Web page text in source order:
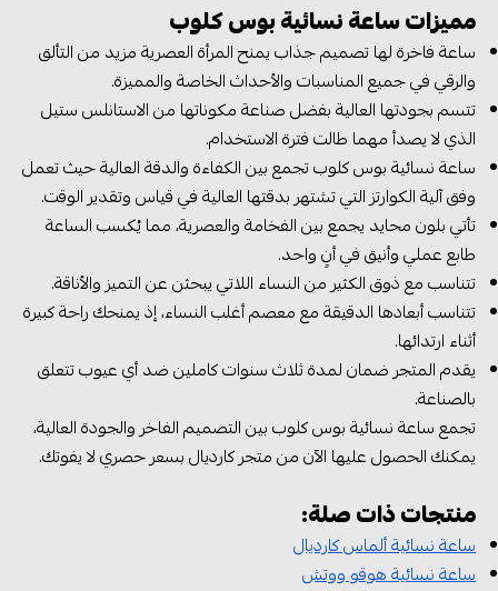
مميزات ساعة نسائية بوس كلوب
ساعة فاخرة لها تصميم جذاب يمنح المرأة العصرية مزيد من التألق
والرقي في جميع المناسبات والأحداث الخاصة والمميزة.
تتسم بجودتها العالية بفضل صناعة مكوناتها من الاستانلس ستيل
الذي لا يصدأ مهما طالت فترة الاستخدام.
ساعة نسائية بوس كلوب تجمع بين الكفاءة والدقة العالية حيث تعمل
وفق آلية الكوارتز التي تشتهر بدقتها العالية في قياس وتقدير الوقت.
تأتي بلون محايد يجمع بين الفخامة والعصرية، مما يُكسب الساعة
طابع عملي وأنيق في أنٍ واحد.
تتناسب مع ذوق الكثير من النساء اللاتي يبحثن عن التميز والأناقة.
تتناسب أبعادها الدقيقة مع معصم أغلب النساء، إذ يمنحك راحة كبيرة
أثناء ارتدائها.
يقدم المتجر ضمان لمدة ثلاث سنوات كاملين ضد أي عيوب تتعلق
بالصناعة.
تجمع ساعة نسائية بوس كلوب بين التصميم الفاخر والجودة العالية،
يمكنك الحصول عليها الآن من متجر كارديال بسعر حصري لا يفوتك.
منتجات ذات صلة:
ساعة نسائية ألماس كارديال
ساعة نسائية هوقو ووتش